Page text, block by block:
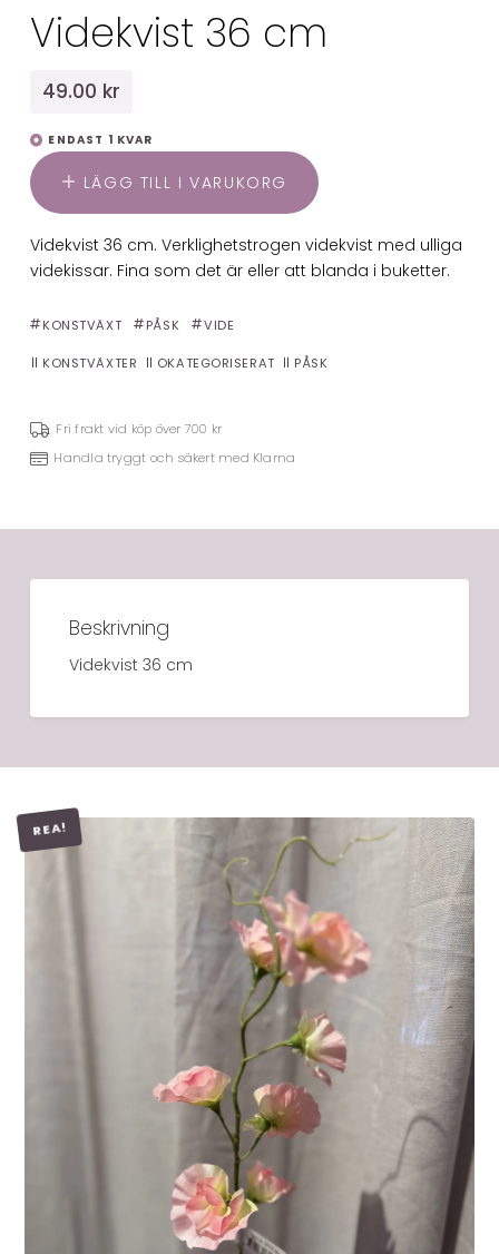
Videkvist 36 cm
49.00 kr
ENDAST 1 KVAR
LÄGG TILL I VARUKORG
Videkvist 36 cm. Verklighetstrogen videkvist med ulliga
videkissar. Fina som det är eller att blanda i buketter.
KONSTVÄXT PÅSK VIDE
KONSTVÄXTER OKATEGORISERAT PÅSK
Fri frakt vid köp över 700 kr
Handla tryggt och säkert med Klarna
Beskrivning
Videkvist 36 cm
REA!
LÄGG I VARUKORG